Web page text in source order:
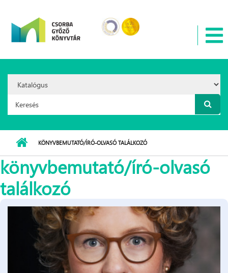
Option:
Keresés űrlap
KÖNYVBEMUTATÓ/ÍRÓ-OLVASÓ TALÁLKOZÓ
könyvbemutató/író-olvasó
találkozó